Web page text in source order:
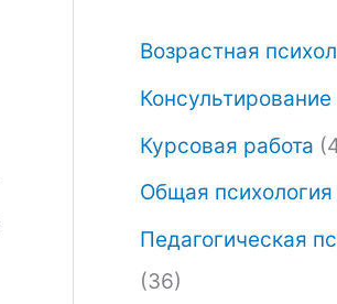
Возрастная
Консультирование
Курсовая работа
Общая психология
Педагогическая
(36)